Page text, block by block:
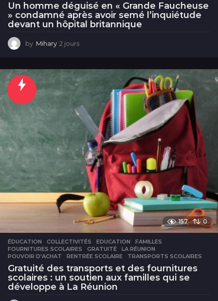
Un homme déguisé en « Grande Faucheuse
» condamné après avoir semé l’inquiétude
devant un hôpital britannique
by Mihary 2 jours
u
157 0
ÉDUCATION COLLECTIVITÉS ,EDUCATION ,FAMILLES
FOURNITURES SCOLAIRES
,GRATUITÉ ,LA RÉUNION
POUVOIR D'ACHAT
,RENTRÉE SCOLAIRE ,TRANSPORTS SCOLAIRES
Gratuité des transports et des fournitures
scolaires : un soutien aux familles qui se
développe à La Réunion